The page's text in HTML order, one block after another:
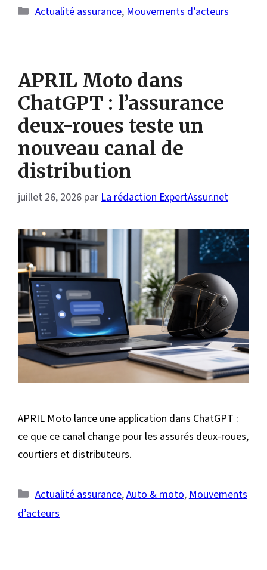
Catégories
Actualité assurance, Mouvements d’acteurs
APRIL Moto dans
ChatGPT : l’assurance
deux-roues teste un
nouveau canal de
distribution
juillet 26, 2026 par La rédaction ExpertAssur.net
APRIL Moto lance une application dans ChatGPT :
ce que ce canal change pour les assurés deux-roues,
courtiers et distributeurs.
Catégories
Actualité assurance,Auto & moto,Mouvements
d’acteurs